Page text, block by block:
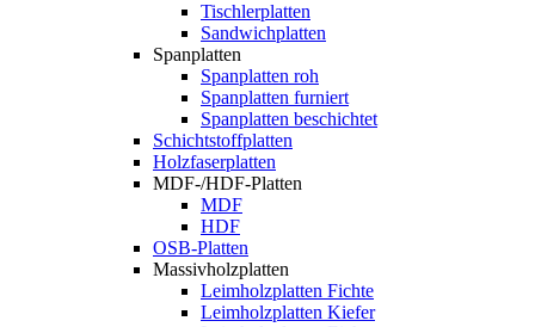
Tischlerplatten
Sandwichplatten
Spanplatten
Spanplatten roh
Spanplatten furniert
Spanplatten beschichtet
Schichtstoffplatten
Holzfaserplatten
MDF-/HDF-Platten
MDF
HDF
OSB-Platten
Massivholzplatten
Leimholzplatten Fichte
Leimholzplatten Kiefer